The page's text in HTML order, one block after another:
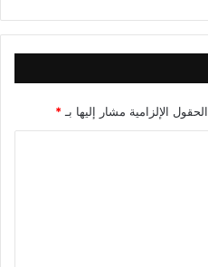
الحقول الإلزامية مشار إليها بـ *